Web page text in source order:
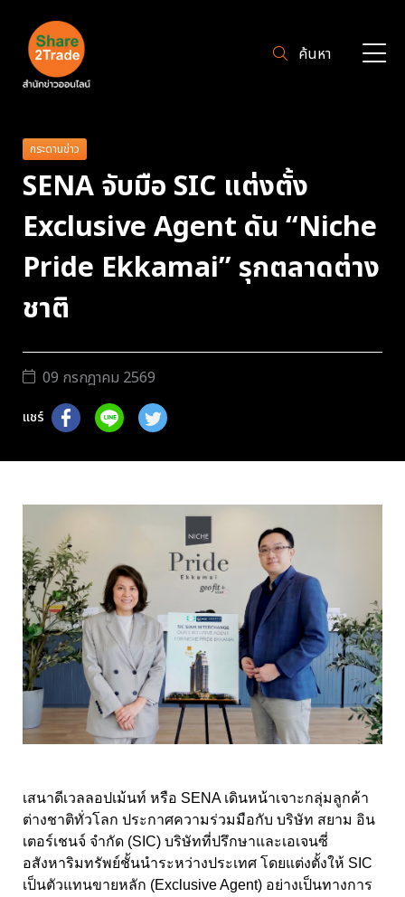
ค้นหา
กระดานข่าว
SENA จับมือ SIC แต่งตั้ง
Exclusive Agent ดัน “Niche
Pride Ekkamai” รุกตลาดต่าง
ชาติ
09 กรกฎาคม 2569
แชร์
เสนาดีเวลลอปเม้นท์ หรือ SENA เดินหน้าเจาะกลุ่มลูกค้า
ต่างชาติทั่วโลก ประกาศความร่วมมือกับ บริษัท สยาม อิน
เตอร์เชนจ์ จำกัด (SIC) บริษัทที่ปรึกษาและเอเจนซี่
อสังหาริมทรัพย์ชั้นนำระหว่างประเทศ โดยแต่งตั้งให้ SIC
เป็นตัวแทนขายหลัก (Exclusive Agent) อย่างเป็นทางการ